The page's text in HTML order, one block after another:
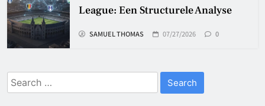
League: Een Structurele Analyse
SAMUEL THOMAS 07/27/2026 0
Search
for: